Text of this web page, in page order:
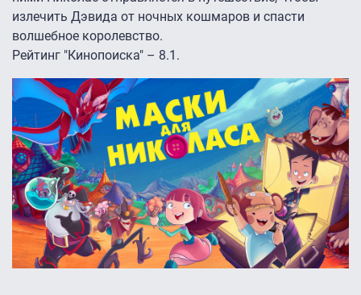
излечить Дэвида от ночных кошмаров и спасти
волшебное королевство.
Рейтинг "Кинопоиска" – 8.1.